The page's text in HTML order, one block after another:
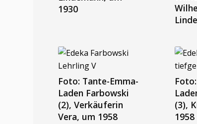
1930
Foto: Tante-Emma-
Laden Farbowski
(2), Verkäuferin
Vera, um 1958
(3),
1958